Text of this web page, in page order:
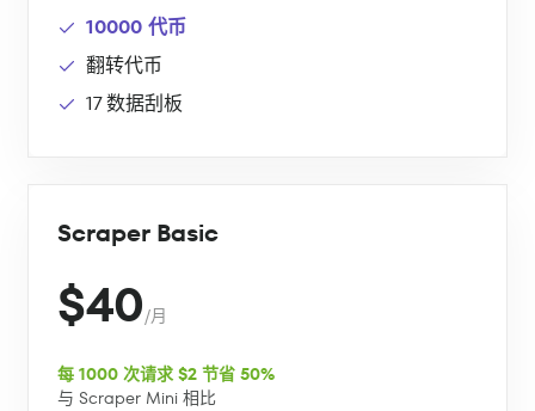
10000 代币
翻转代币
17 数据刮板
Scraper Basic
$40/月
每 1000 次请求 $2 节省 50%
与 Scraper Mini 相比